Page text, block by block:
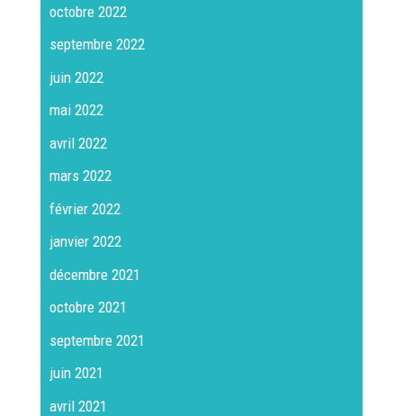
octobre 2022
septembre 2022
juin 2022
mai 2022
avril 2022
mars 2022
février 2022
janvier 2022
décembre 2021
octobre 2021
septembre 2021
juin 2021
avril 2021